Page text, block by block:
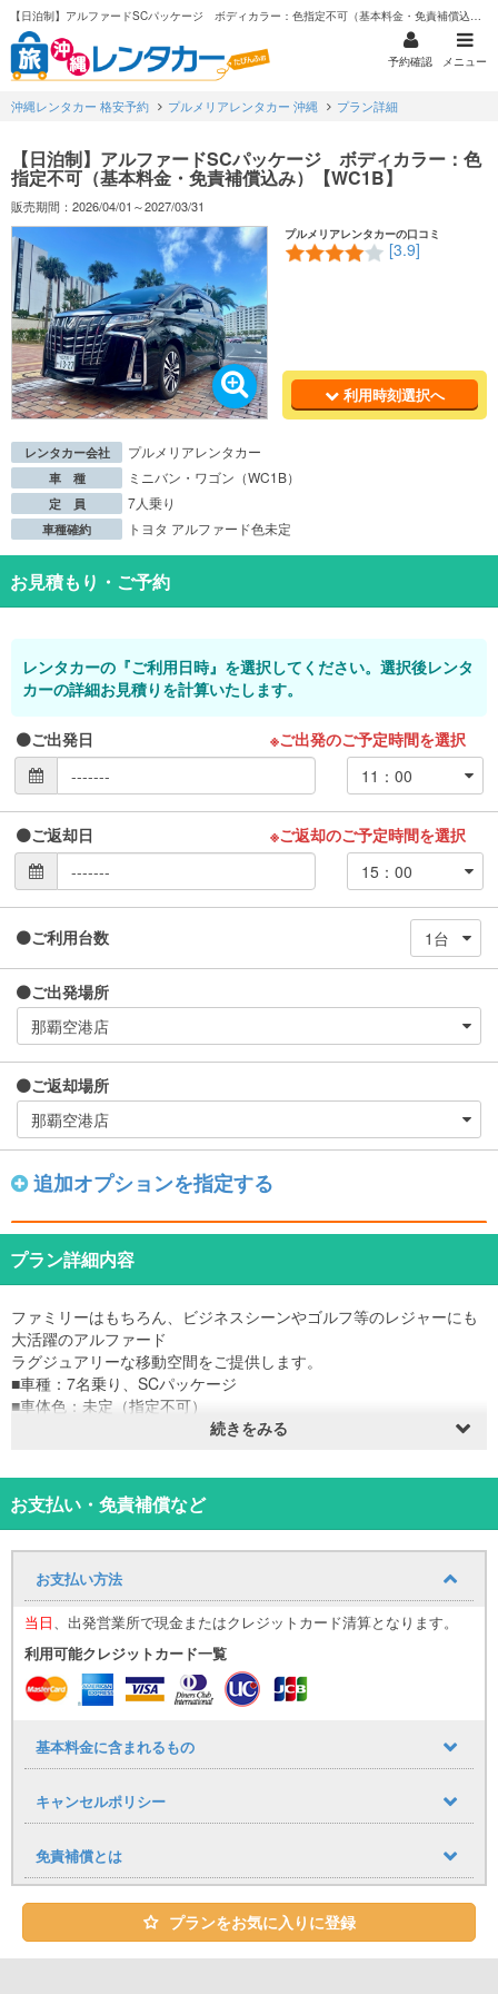
【日泊制】アルファードSCパッケージ ボディカラー：色指定不可（基本料金・免責補償込み）【WC1B】
予約確認 メニュー
沖縄レンタカー 格安予約 プルメリアレンタカー 沖縄 プラン詳細
【日泊制】アルファードSCパッケージ ボディカラー：色
指定不可（基本料金・免責補償込み）【WC1B】
販売期間：2026/04/01～2027/03/31
プルメリアレンタカーの口コミ
[3.9]
利用時刻選択へ
レンタカー会社 プルメリアレンタカー
車 種 ミニバン・ワゴン（WC1B）
定 員 7人乗り
車種確約 トヨタ アルファード色未定
お見積もり・ご予約
レンタカーの『ご利用日時』を選択してください。選択後レンタ
カーの詳細お見積りを計算いたします。
ご出発日 ※ご出発のご予定時間を選択
ご返却日 ※ご返却のご予定時間を選択
ご利用台数
ご出発場所
ご返却場所
追加オプションを指定する
プラン詳細内容
ファミリーはもちろん、ビジネスシーンやゴルフ等のレジャーにも
大活躍のアルファード
ラグジュアリーな移動空間をご提供します。
■車種：7名乗り、SCパッケージ
■車体色：未定（指定不可）
■推奨人数：6名、乗車可能人数：7名
※同車種でも車両の内装・外装のデザインが異なる場合があります。
続きをみる
お支払い・免責補償など
お支払い方法
当日、出発営業所で現金またはクレジットカード清算となります。
利用可能クレジットカード一覧
基本料金に含まれるもの
キャンセルポリシー
免責補償とは
プランをお気に入りに登録